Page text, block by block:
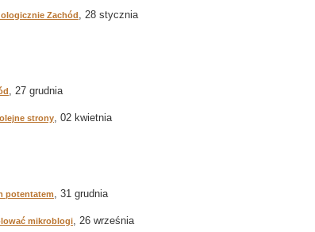
Zachód, 28 stycznia
, 27 grudnia
strony, 02 kwietnia
potentatem, 31 grudnia
mikroblogi, 26 września